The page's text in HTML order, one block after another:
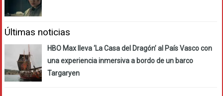
Últimas noticias
HBO Max lleva ‘La Casa del Dragón’ al País Vasco con
una experiencia inmersiva a bordo de un barco
Targaryen